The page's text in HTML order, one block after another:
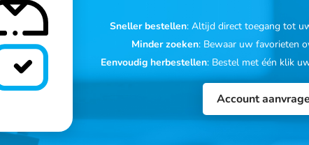
Sneller bestellen: Altijd direct toegang tot
Minder zoeken: Bewaar uw favorieten
Eenvoudig herbestellen: Bestel met één klik
Account